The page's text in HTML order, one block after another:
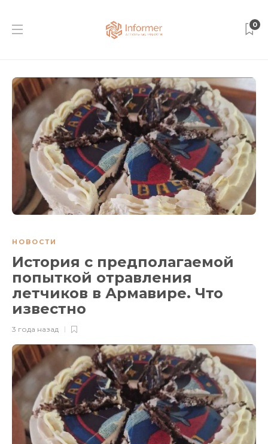
0
НОВОСТИ
История с предполагаемой
попыткой отравления
летчиков в Армавире. Что
известно
3 года назад